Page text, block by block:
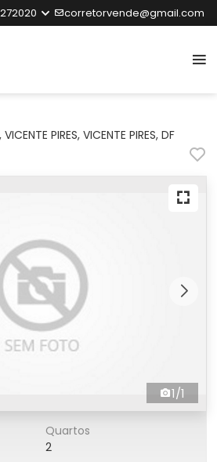
corretorvende@gmail.com
PIRES, VICENTE PIRES, DF
1/1
Quartos
2